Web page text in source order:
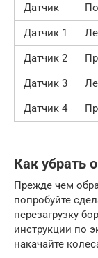
Датчик
Датчик 1
Датчик 2
Датчик 3
Датчик 4
Как убрать
Прежде чем
попробуйте
перезагрузку
инструкции по
накачайте